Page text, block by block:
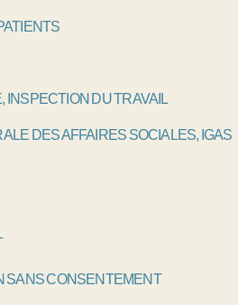
INSPECTION DU TRAVAIL
DES AFFAIRES SOCIALES, IGAS
SANS CONSENTEMENT